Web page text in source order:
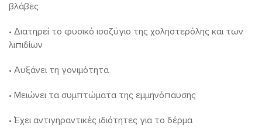
βλάβες
• Διατηρεί το φυσικό ισοζύγιο της χοληστερόλης και των
λιπιδίων
• Αυξάνει τη γονιμότητα
• Μειώνει τα συμπτώματα της εμμηνόπαυσης
• Έχει αντιγηραντικές ιδιότητες για το δέρμα